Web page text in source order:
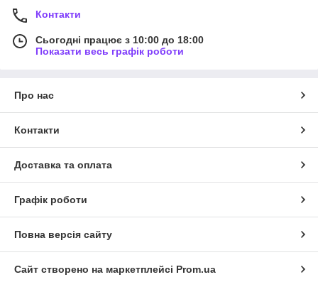
Контакти
Сьогодні працює з 10:00 до 18:00
Показати весь графік роботи
Про нас
Контакти
Доставка та оплата
Графік роботи
Повна версія сайту
Сайт створено на маркетплейсі Prom.ua